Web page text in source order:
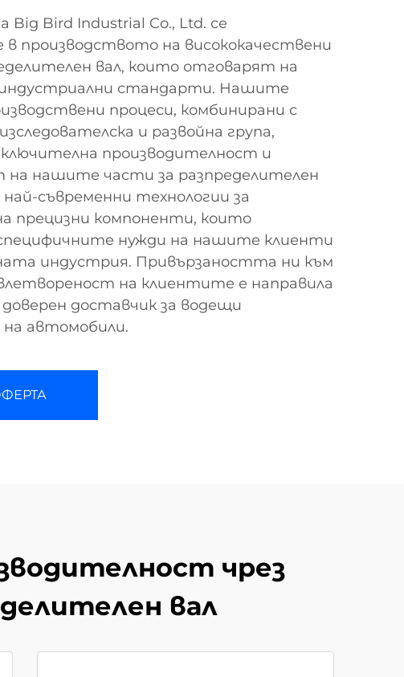
Big Bird Industrial Co., Ltd. се
в производството на висококачествени
вал, които отговарят на
стандарти. Нашите
процеси, комбинирани с
и развойна група,
производителност и
на нашите части за разпределителен
най-съвременни технологии за
прецизни компоненти, които
нужди на нашите клиенти
индустрия. Привързаността ни към
на клиентите е направила
доставчик за водещи
автомобили.
чрез
вал